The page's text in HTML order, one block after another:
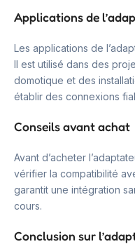
Applications de
Les applications de
Il est utilisé dans des
domotique et des
établir des connexions
Conseils avant achat
Avant d’acheter
vérifier la compatibilité
garantit une intégration
cours.
Conclusion sur